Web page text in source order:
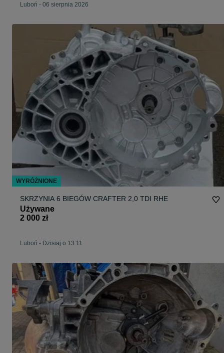
Luboń - 06 sierpnia 2026
SKRZYNIA 6 BIEGÓW CRAFTER 2,0 TDI RHE
Używane
2 000 zł
Luboń - Dzisiaj o 13:11
WYRÓŻNIONE